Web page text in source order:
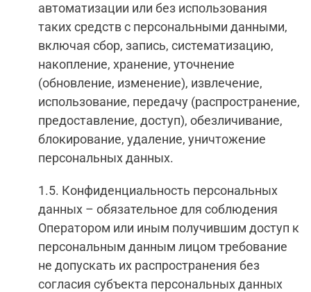
автоматизации или без использования
таких средств с персональными данными,
включая сбор, запись, систематизацию,
накопление, хранение, уточнение
(обновление, изменение), извлечение,
использование, передачу (распространение,
предоставление, доступ), обезличивание,
блокирование, удаление, уничтожение
персональных данных.
1.5. Конфиденциальность персональных
данных – обязательное для соблюдения
Оператором или иным получившим доступ к
персональным данным лицом требование
не допускать их распространения без
согласия субъекта персональных данных